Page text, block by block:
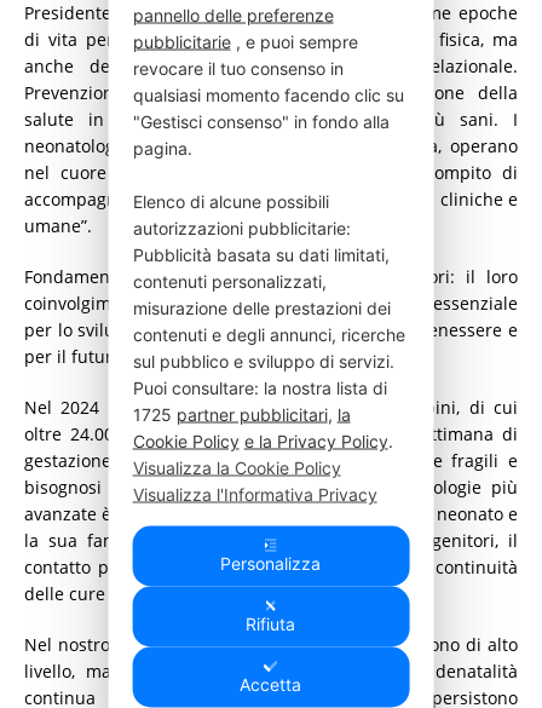
Presidente Agosti, “dobbiamo investire nelle prime epoche
di vita per porre le basi non solo della crescita fisica, ma
anche dello sviluppo cognitivo, emotivo e relazionale.
Prevenzione, sostegno alle famiglie e promozione della
salute in questa fase garantiscono adulti più sani. I
neonatologi, specialisti dei primi momenti di vita, operano
nel cuore dei primi mille giorni e hanno il compito di
accompagnare neonati e famiglie con competenze cliniche e
umane”.
Fondamentali in questo percorso sono i genitori: il loro
coinvolgimento attivo, informato e supportato, è essenziale
per lo sviluppo in salute del neonato, per il suo benessere e
per il futuro della società.
Nel 2024 in Italia sono nati circa 370.000 bambini, di cui
oltre 24.000 prematuri (nati prima della 37a settimana di
gestazione). Alcuni di questi sono estremamente fragili e
bisognosi di cure complesse: accanto alle tecnologie più
avanzate è indispensabile l’approccio centrato sul neonato e
la sua famiglia, che valorizza la presenza dei genitori, il
contatto pelle-a-pelle, l’allattamento al seno e la continuità
delle cure anche dopo la dimissione.
Nel nostro Paese si nasce bene, perché le cure sono di alto
livello, ma si nasce sempre meno. Il tasso di denatalità
continua inesorabilmente a crescere, persistono
pannello delle preferenze
pubblicitarie, e puoi sempre
revocare il tuo consenso in
qualsiasi momento facendo clic su
"Gestisci consenso" in fondo alla
pagina.
Elenco di alcune possibili
autorizzazioni pubblicitarie:
Pubblicità basata su dati limitati,
contenuti personalizzati,
misurazione delle prestazioni dei
contenuti e degli annunci, ricerche
sul pubblico e sviluppo di servizi.
Puoi consultare: la nostra lista di
1725 partner pubblicitari, la
Cookie Policy e la Privacy Policy.
Visualizza la Cookie Policy
Visualizza l'Informativa Privacy
Personalizza
Rifiuta
Accetta